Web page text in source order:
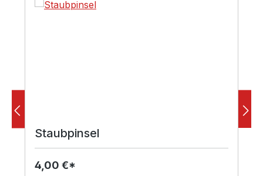
Staubpinsel
4,00 €*